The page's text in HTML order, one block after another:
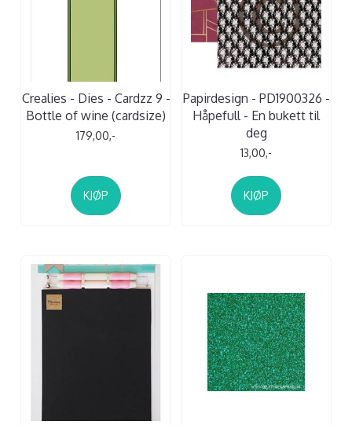
Crealies - Dies - Cardzz 9 -
Bottle of wine (cardsize)
179,00,-
KJØP
Papirdesign - PD1900326 -
Håpefull - En bukett til
deg
13,00,-
KJØP